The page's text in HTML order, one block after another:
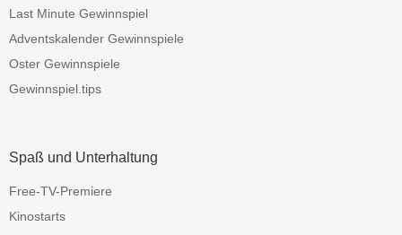
Last Minute Gewinnspiel
Adventskalender Gewinnspiele
Oster Gewinnspiele
Gewinnspiel.tips
Spaß und Unterhaltung
Free-TV-Premiere
Kinostarts